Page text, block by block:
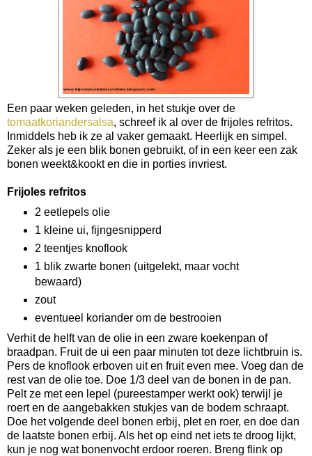
Een paar weken geleden, in het stukje over de
tomaatkoriandersalsa, schreef ik al over de frijoles refritos.
Inmiddels heb ik ze al vaker gemaakt. Heerlijk en simpel.
Zeker als je een blik bonen gebruikt, of in een keer een zak
bonen weekt&kookt en die in porties invriest.
Frijoles refritos
2 eetlepels olie
1 kleine ui, fijngesnipperd
2 teentjes knoflook
1 blik zwarte bonen (uitgelekt, maar vocht
bewaard)
zout
eventueel koriander om de bestrooien
Verhit de helft van de olie in een zware koekenpan of
braadpan. Fruit de ui een paar minuten tot deze lichtbruin is.
Pers de knoflook erboven uit en fruit even mee. Voeg dan de
rest van de olie toe. Doe 1/3 deel van de bonen in de pan.
Pelt ze met een lepel (pureestamper werkt ook) terwijl je
roert en de aangebakken stukjes van de bodem schraapt.
Doe het volgende deel bonen erbij, plet en roer, en doe dan
de laatste bonen erbij. Als het op eind net iets te droog lijkt,
kun je nog wat bonenvocht erdoor roeren. Breng flink op